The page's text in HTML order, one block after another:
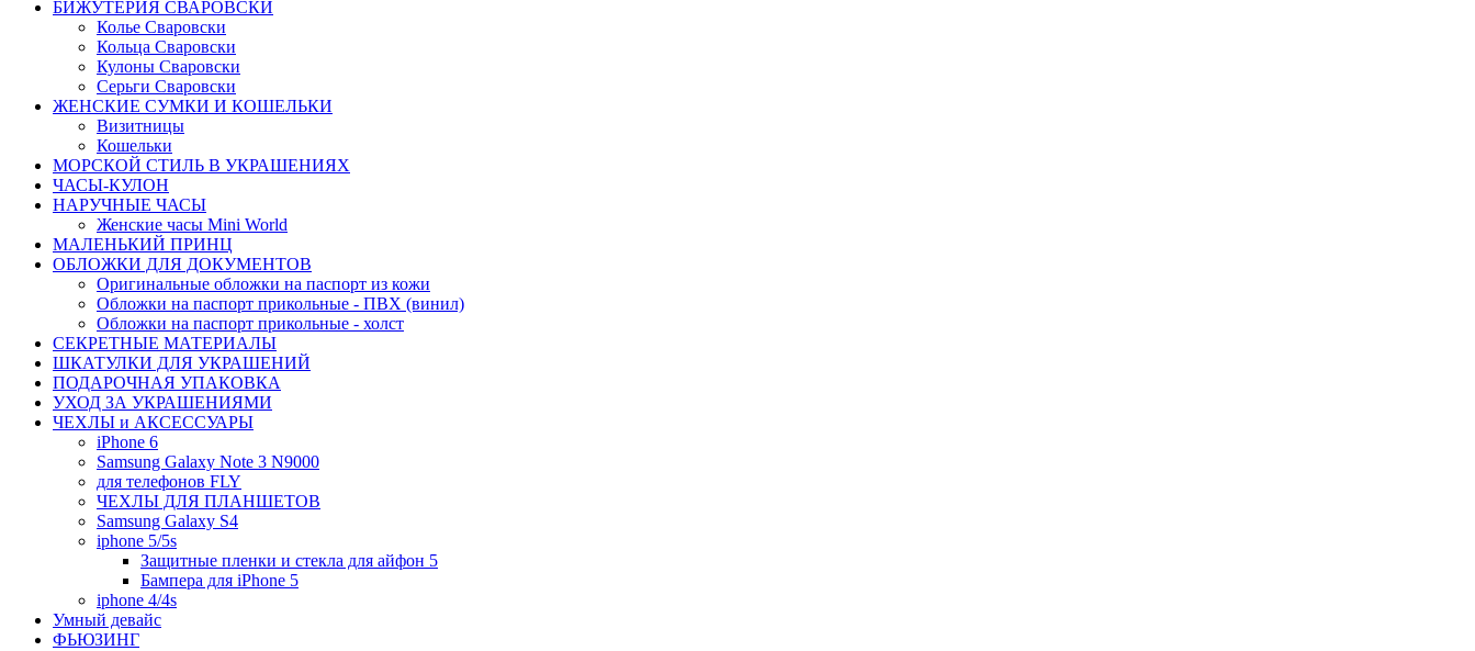
БИЖУТЕРИЯ СВАРОВСКИ
Колье Сваровски
Кольца Сваровски
Кулоны Сваровски
Серьги Сваровски
ЖЕНСКИЕ СУМКИ И КОШЕЛЬКИ
Визитницы
Кошельки
МОРСКОЙ СТИЛЬ В УКРАШЕНИЯХ
ЧАСЫ-КУЛОН
НАРУЧНЫЕ ЧАСЫ
Женские часы Mini World
МАЛЕНЬКИЙ ПРИНЦ
ОБЛОЖКИ ДЛЯ ДОКУМЕНТОВ
Оригинальные обложки на паспорт из кожи
Обложки на паспорт прикольные - ПВХ (винил)
Обложки на паспорт прикольные - холст
СЕКРЕТНЫЕ МАТЕРИАЛЫ
ШКАТУЛКИ ДЛЯ УКРАШЕНИЙ
ПОДАРОЧНАЯ УПАКОВКА
УХОД ЗА УКРАШЕНИЯМИ
ЧEХЛЫ и АКСЕССУАРЫ
iPhone 6
Samsung Galaxy Note 3 N9000
для телефонов FLY
ЧЕХЛЫ ДЛЯ ПЛАНШЕТОВ
Samsung Galaxy S4
iphone 5/5s
Защитные пленки и стекла для айфон 5
Бампера для iPhone 5
iphone 4/4s
Умный девайс
ФЬЮЗИНГ